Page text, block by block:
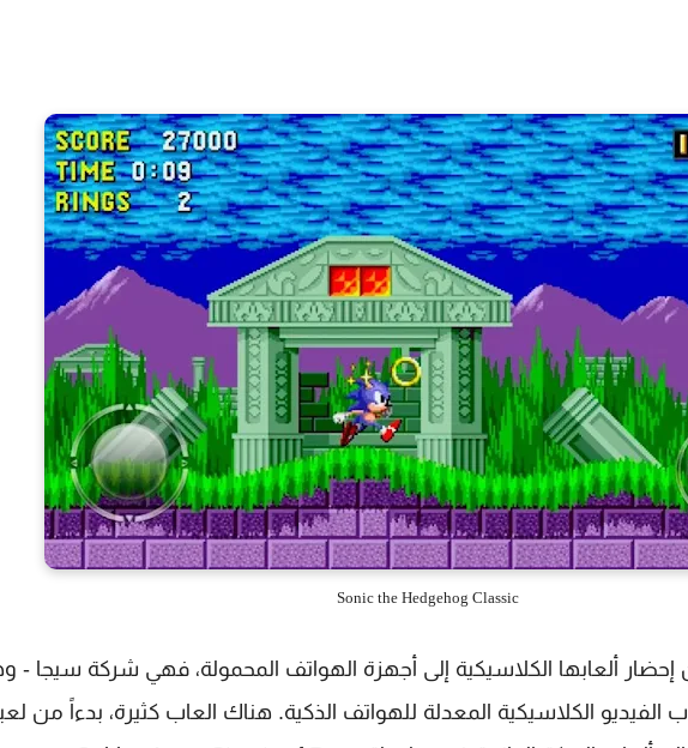
Sonic the Hedgehog Classic
ألعابها الكلاسيكية إلى أجهزة الهواتف المحمولة، فهي شركة سيجا
الكلاسيكية المعدلة للهواتف الذكية. هناك العاب كثيرة، بدءاً من